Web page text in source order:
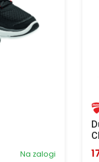
Na zalogi